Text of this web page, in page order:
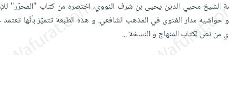
الشيخ محيي الدين يحيى بن شرف النووي، اختصره من كتاب "المحرّر"
مدار الفتوى في المذهب الشافعي. و هذه الطبعة تتميّز بأنّها تعتمد
من نص لكتاب المنهاج و النسخة...